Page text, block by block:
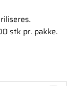
stk pr. pakke.